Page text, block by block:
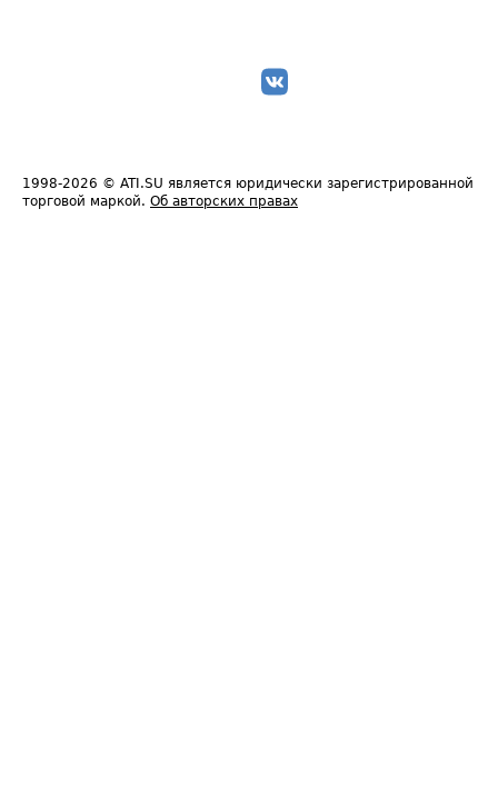
1998-2026 © ATI.SU является юридически зарегистрированной
торговой маркой. Об авторских правах